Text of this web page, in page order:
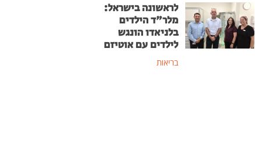
לראשונה בישראל:
מלר"ד הילדים
בלניאדו הונגש
לילדים עם אוטיזם
בריאות